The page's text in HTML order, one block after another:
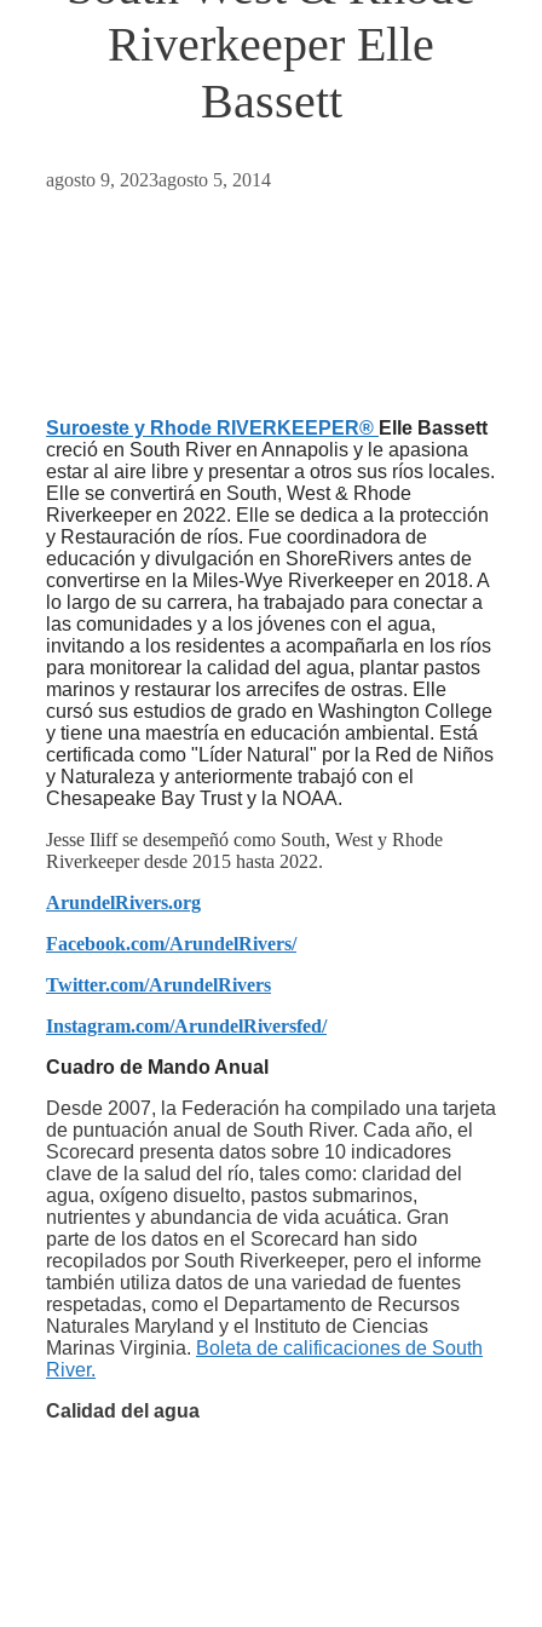
Riverkeeper Elle
Bassett
agosto 9, 2023agosto 5, 2014
Suroeste y Rhode RIVERKEEPER® Elle Bassett
creció en South River en Annapolis y le apasiona
estar al aire libre y presentar a otros sus ríos locales.
Elle se convertirá en South, West & Rhode
Riverkeeper en 2022. Elle se dedica a la protección
y Restauración de ríos. Fue coordinadora de
educación y divulgación en ShoreRivers antes de
convertirse en la Miles-Wye Riverkeeper en 2018. A
lo largo de su carrera, ha trabajado para conectar a
las comunidades y a los jóvenes con el agua,
invitando a los residentes a acompañarla en los ríos
para monitorear la calidad del agua, plantar pastos
marinos y restaurar los arrecifes de ostras. Elle
cursó sus estudios de grado en Washington College
y tiene una maestría en educación ambiental. Está
certificada como "Líder Natural" por la Red de Niños
y Naturaleza y anteriormente trabajó con el
Chesapeake Bay Trust y la NOAA.
Jesse Iliff se desempeñó como South, West y Rhode
Riverkeeper desde 2015 hasta 2022.
ArundelRivers.org
Facebook.com/ArundelRivers/
Twitter.com/ArundelRivers
Instagram.com/ArundelRiversfed/
Cuadro de Mando Anual
Desde 2007, la Federación ha compilado una tarjeta
de puntuación anual de South River. Cada año, el
Scorecard presenta datos sobre 10 indicadores
clave de la salud del río, tales como: claridad del
agua, oxígeno disuelto, pastos submarinos,
nutrientes y abundancia de vida acuática. Gran
parte de los datos en el Scorecard han sido
recopilados por South Riverkeeper, pero el informe
también utiliza datos de una variedad de fuentes
respetadas, como el Departamento de Recursos
Naturales Maryland y el Instituto de Ciencias
Marinas Virginia. Boleta de calificaciones de South
River.
Calidad del agua